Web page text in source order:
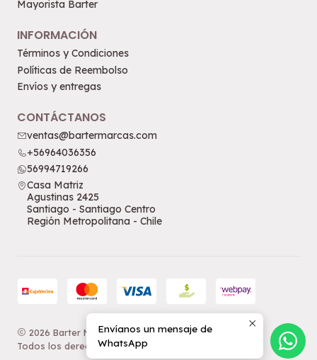
Mayorista Barter
INFORMACIÓN
Términos y Condiciones
Políticas de Reembolso
Envíos y entregas
CONTÁCTANOS
ventas@bartermarcas.com
+56964036356
56994719266
Casa Matriz
Agustinas 2425
Santiago - Santiago Centro
Región Metropolitana - Chile
2026 Barter Marcas.
Todos los derechos reservados
Envíanos un mensaje de
WhatsApp